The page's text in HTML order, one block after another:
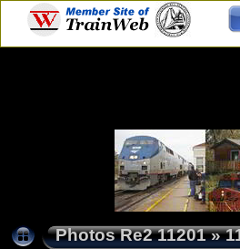
Photos Re2 11201»